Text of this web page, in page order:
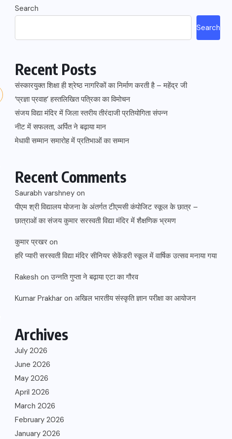
Search
Search
Recent Posts
संस्कारयुक्त शिक्षा ही श्रेष्ठ नागरिकों का निर्माण करती है – महेंद्र जी
‘प्रज्ञा प्रवाह’ हस्तलिखित पत्रिका का विमोचन
संजय विद्या मंदिर में जिला स्तरीय तीरंदाजी प्रतियोगिता संपन्न
नीट में सफलता, अर्पित ने बढ़ाया मान
मेधावी सम्मान समारोह में प्रतिभाओं का सम्मान
Recent Comments
Saurabh varshney on
पीएम श्री विद्यालय योजना के अंतर्गत टीएमसी कंपोजिट स्कूल के छात्र –
छात्राओं का संजय कुमार सरस्वती विद्या मंदिर में शैक्षणिक भ्रमण
कुमार प्रखर on
हरि प्यारी सरस्वती विद्या मंदिर सीनियर सेकेंडरी स्कूल में वार्षिक उत्सव मनाया गया
Rakesh onउन्नति गुप्ता ने बढ़ाया एटा का गौरव
Kumar Prakhar on अखिल भारतीय संस्कृति ज्ञान परीक्षा का आयोजन
Archives
July 2026
June 2026
May 2026
April 2026
March 2026
February 2026
January 2026